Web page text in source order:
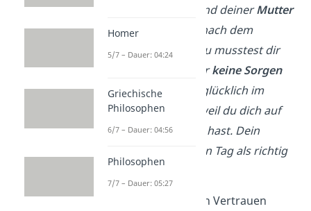
Beispiel
Du hast als Kind deinerMutter
vertraut, dass sie dich nach dem
Kindergartenabholt
. Du musstest dir
deswegen den Tag überkeine Sorgen
machen und konntest glücklich im
Kindergarten spielen, weil du dich auf
deine Mutter verlassen hast. Dein
Vertrauen hat sich jeden Tag als richtig
erwiesen.
Die
, dass sich Vertrauen
Homer
5/7 – Dauer: 04:24
Griechische
Philosophen
6/7 – Dauer: 04:56
Philosophen
7/7 – Dauer: 05:27